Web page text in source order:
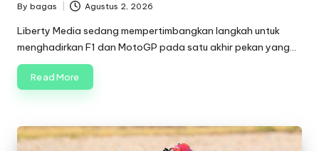
Posted
by
By bagas Agustus 2, 2026
Liberty Media sedang mempertimbangkan langkah untuk
menghadirkan F1 dan MotoGP pada satu akhir pekan yang…
Read More